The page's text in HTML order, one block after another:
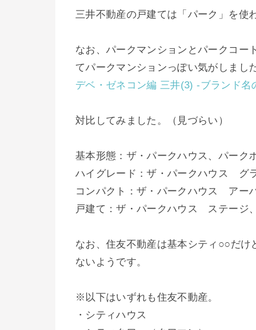
三井不動産の戸建ては「パーク」を使
なお、パークマンションとパークコー
てパークマンションっぽい気がしまし
デベ・ゼネコン編 三井(3) -ブランド
対比してみました。（見づらい）
基本形態：ザ・パークハウス、パーク
ハイグレード：ザ・パークハウス グ
コンパクト：ザ・パークハウス アー
戸建て：ザ・パークハウス ステージ
なお、住友不動産は基本シティ○○だ
ないようです。
※以下はいずれも住友不動産。
・シティハウス